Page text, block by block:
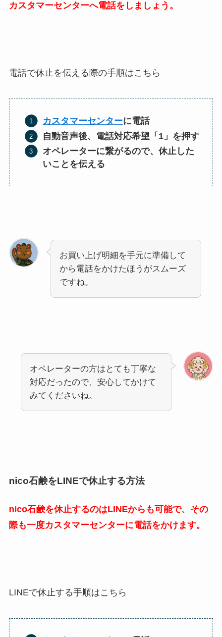
カスタマーセンターへ電話をしましょう。
電話で休止を伝える際の手順はこちら
カスタマーセンターに電話
自動音声後、電話対応希望「1」を押す
オペレーターに繋がるので、休止した
いことを伝える
お買い上げ明細を手元に準備して
から電話をかけたほうがスムーズ
ですね。
オペレーターの方はとても丁寧な
対応だったので、安心してかけて
みてくださいね。
nico石鹸をLINEで休止する方法
nico石鹸を休止するのはLINEからも可能で、その
際も一度カスタマーセンターに電話をかけます。
LINEで休止する手順はこちら